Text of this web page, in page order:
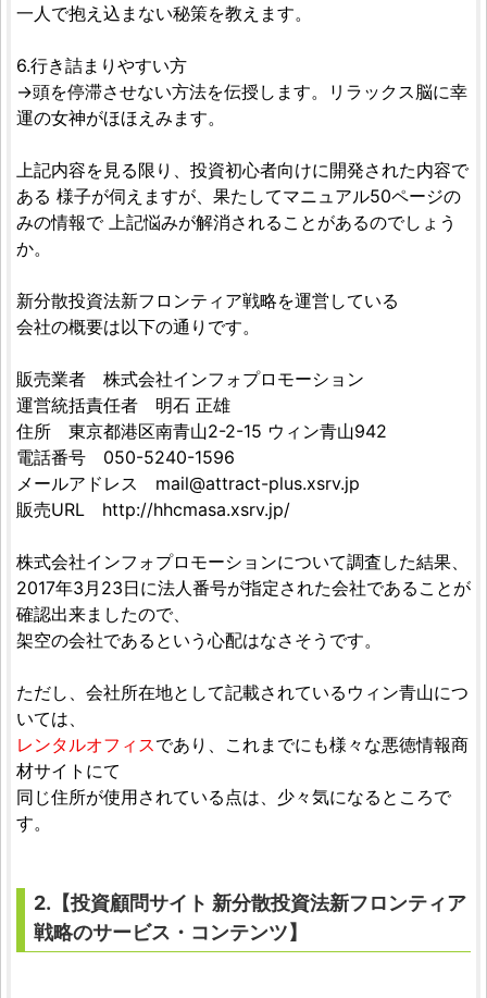
一人で抱え込まない秘策を教えます。
6.行き詰まりやすい方
→頭を停滞させない方法を伝授します。リラックス脳に幸
運の女神がほほえみます。
上記内容を見る限り、投資初心者向けに開発された内容で
ある 様子が伺えますが、果たしてマニュアル50ページの
みの情報で 上記悩みが解消されることがあるのでしょう
か。
新分散投資法新フロンティア戦略を運営している
会社の概要は以下の通りです。
販売業者 株式会社インフォプロモーション
運営統括責任者 明石 正雄
住所 東京都港区南青山2-2-15 ウィン青山942
電話番号 050-5240-1596
メールアドレス mail@attract-plus.xsrv.jp
販売URL http://hhcmasa.xsrv.jp/
株式会社インフォプロモーションについて調査した結果、
2017年3月23日に法人番号が指定された会社であることが
確認出来ましたので、
架空の会社であるという心配はなさそうです。
ただし、会社所在地として記載されているウィン青山につ
いては、
レンタルオフィスであり、これまでにも様々な悪徳情報商
材サイトにて
同じ住所が使用されている点は、少々気になるところで
す。
2.【投資顧問サイト 新分散投資法新フロンティア
戦略のサービス・コンテンツ】